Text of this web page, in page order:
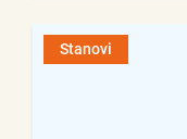
Stanovi